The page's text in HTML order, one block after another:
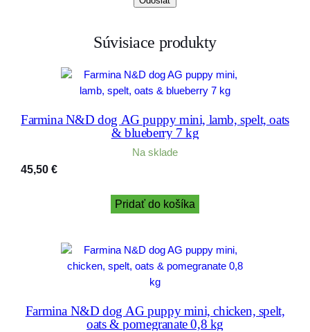
Súvisiace produkty
Farmina N&D dog AG puppy mini, lamb, spelt, oats
& blueberry 7 kg
Na sklade
45,50 €
Pridať do košíka
Farmina N&D dog AG puppy mini, chicken, spelt,
oats & pomegranate 0,8 kg